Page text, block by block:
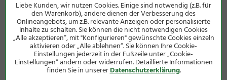
Liebe Kunden, wir nutzen Cookies. Einige sind notwendig (z.B. für
den Warenkorb), andere dienen der Verbesserung des
Onlineangebots, um z.B. relevante Anzeigen oder personalisierte
Inhalte zu schalten. Sie können die nicht notwendigen Cookies
„Alle akzeptieren“, mit "Konfigurieren" gewünschte Cookies einzeln
aktivieren oder „Alle ablehnen“. Sie können Ihre Cookie-
Einstellungen jederzeit in der Fußzeile unter „Cookie-
Einstellungen“ ändern oder widerrufen. Detaillierte Informationen
finden Sie in unsererDatenschutzerklärung.
Qualität und Herkunft
Herstellung in Deutschland
Hochkonzentrierter 50:1-Spezialextrakt, standardisiert
Mit acht B-Vitaminen (je 300 % NRV)
pro Kapsel (=
% des empfohlenen
(85g / 1 kg = 111,76 €)
inkl. MwSt zzgl.Versandkosten
(500ml / 1 Liter = 15,00 €)
inkl. MwSt zzgl.Versandkosten